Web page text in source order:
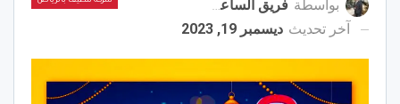
بواسطة فريق الساعة برس
آخر تحديث ديسمبر 19, 2023